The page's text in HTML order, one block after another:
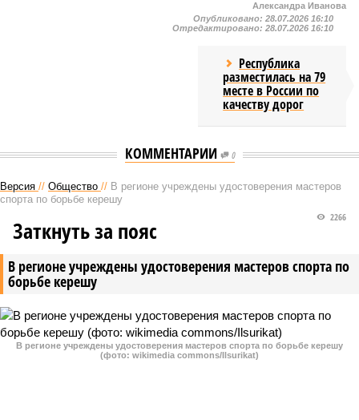
Александра Иванова
Опубликовано: 28.07.2026 16:10
Отредактировано: 28.07.2026 16:10
Республика
разместилась на 79
месте в России по
качеству дорог
КОММЕНТАРИИ 0
Версия // Общество // В регионе учреждены удостоверения мастеров
спорта по борьбе керешу
В регионе учреждены удостоверения мастеров спорта по
борьбе керешу
2266
Заткнуть за пояс
В регионе учреждены удостоверения мастеров спорта по борьбе керешу
(фото: wikimedia commons/Ilsurikat)